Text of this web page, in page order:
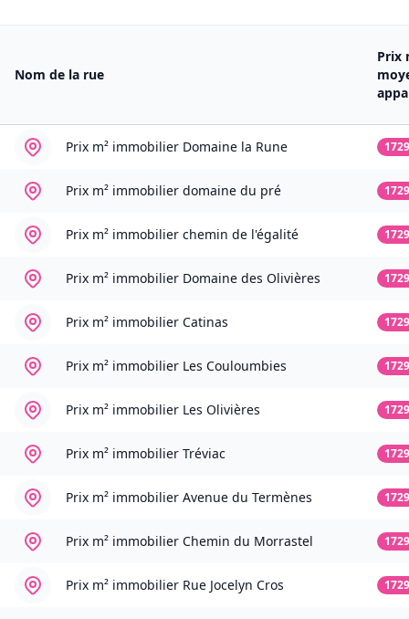
Nom de la rue
Prix
Prix m² immobilier Domaine la Rune
Prix m² immobilier domaine du pré
Prix m² immobilier chemin de l'égalité
Prix m² immobilier Domaine des Olivières
Prix m² immobilier Catinas
Prix m² immobilier Les Couloumbies
Prix m² immobilier Les Olivières
Prix m² immobilier Tréviac
Prix m² immobilier Avenue du Termènes
Prix m² immobilier Chemin du Morrastel
Prix m² immobilier Rue Jocelyn Cros